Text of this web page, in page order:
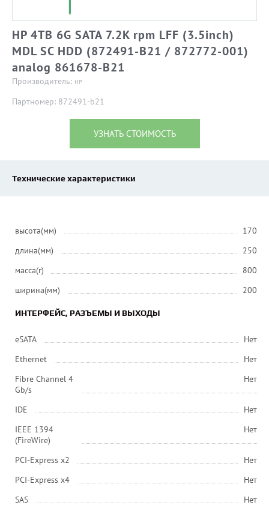
HP 4TB 6G SATA 7.2K rpm LFF (3.5inch)
MDL SC HDD (872491-B21 / 872772-001)
analog 861678-B21
Производитель: HP
Партномер: 872491-b21
УЗНАТЬ СТОИМОСТЬ
Технические характеристики
высота(мм)
170
длина(мм)
250
масса(г)
800
ширина(мм)
200
ИНТЕРФЕЙС, РАЗЪЕМЫ И ВЫХОДЫ
eSATA
Нет
Ethernet
Нет
Fibre Channel 4
Gb/s
Нет
IDE
Нет
IEEE 1394
(FireWire)
Нет
PCI-Express x2
Нет
PCI-Express x4
Нет
SAS
Нет